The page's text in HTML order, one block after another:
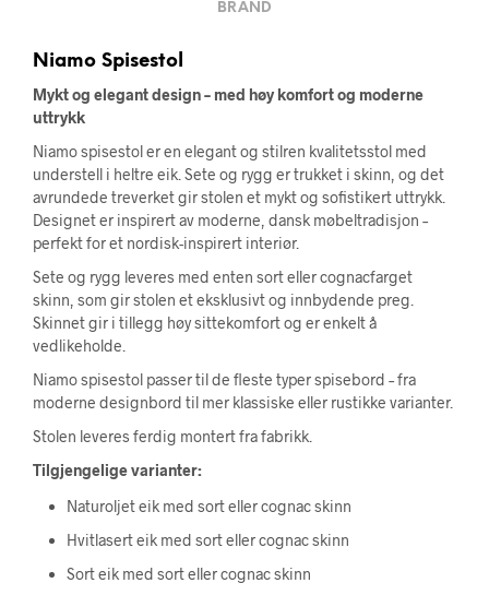
BRAND
Niamo Spisestol
Mykt og elegant design – med høy komfort og moderne
uttrykk
Niamo spisestol er en elegant og stilren kvalitetsstol med
understell i heltre eik. Sete og rygg er trukket i skinn, og det
avrundede treverket gir stolen et mykt og sofistikert uttrykk.
Designet er inspirert av moderne, dansk møbeltradisjon –
perfekt for et nordisk-inspirert interiør.
Sete og rygg leveres med enten sort eller cognacfarget
skinn, som gir stolen et eksklusivt og innbydende preg.
Skinnet gir i tillegg høy sittekomfort og er enkelt å
vedlikeholde.
Niamo spisestol passer til de fleste typer spisebord – fra
moderne designbord til mer klassiske eller rustikke varianter.
Stolen leveres ferdig montert fra fabrikk.
Tilgjengelige varianter:
Naturoljet eik med sort eller cognac skinn
Hvitlasert eik med sort eller cognac skinn
Sort eik med sort eller cognac skinn